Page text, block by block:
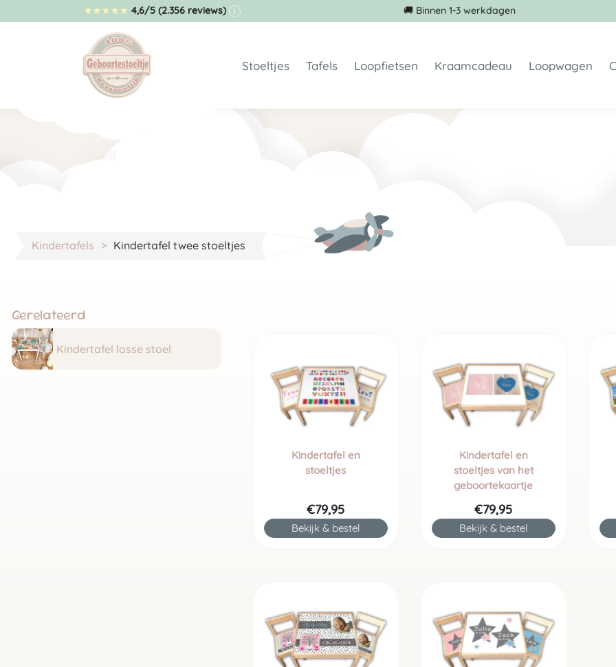
★★★★★ 4,6/5 (2.356 reviews) i 🚚 Binnen 1-3 werkdagen
Stoeltjes
Stoeltje met naam
Geboortestoeltje en stoeltje met naam zelf ontwerpen
Geboortestoeltje met boodschap
Full color op hout geprint
Berenstoeltjes
Tafels
Kindertafel met 2 stoeltjes
Loopfietsen
Loopfiets 2 jaar
Loopscooter met naam
Kraamcadeau
Geboortebord
Loopwagen
Kindertafels Kindertafel twee stoeltjes
Gerelateerd
Kindertafel losse stoel
Kindertafel en
stoeltjes
€79,95
Bekijk & bestel
Kindertafel en
stoeltjes van het
geboortekaartje
€79,95
Bekijk & bestel